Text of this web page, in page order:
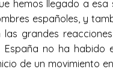
hemos llegado a
españoles, y
las grandes
no ha habido
de un movimiento